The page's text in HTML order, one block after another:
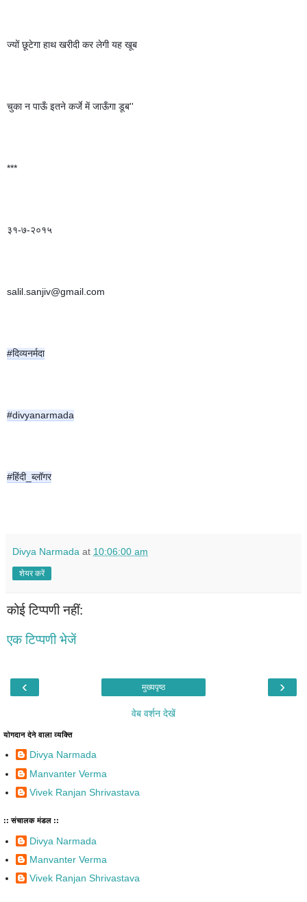
ज्यों छूटेगा हाथ खरीदी कर लेगी यह खूब
चुका न पाऊँ इतने कर्जे में जाऊँगा डूब''
***
३१-७-२०१५
salil.sanjiv@gmail.com
#दिव्यनर्मदा
#divyanarmada
#हिंदी_ब्लॉगर
Divya Narmada at 10:06:00 am
शेयर करें
कोई टिप्पणी नहीं:
एक टिप्पणी भेजें
‹ ›
मुख्यपृष्ठ
वेब वर्शन देखें
योगदान देने वाला व्यक्ति
Divya Narmada
Manvanter Verma
Vivek Ranjan Shrivastava
:: संचालक मंडल ::
Divya Narmada
Manvanter Verma
Vivek Ranjan Shrivastava